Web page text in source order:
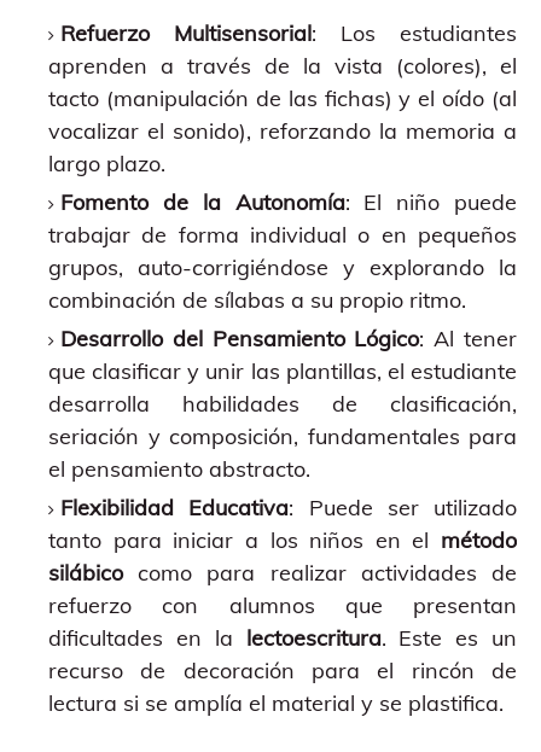
Refuerzo Multisensorial: Los estudiantes
aprenden a través de la vista (colores), el
tacto (manipulación de las fichas) y el oído (al
vocalizar el sonido), reforzando la memoria a
largo plazo.
Fomento de la Autonomía: El niño puede
trabajar de forma individual o en pequeños
grupos, auto-corrigiéndose y explorando la
combinación de sílabas a su propio ritmo.
Desarrollo del Pensamiento Lógico: Al tener
que clasificar y unir las plantillas, el estudiante
desarrolla habilidades de clasificación,
seriación y composición, fundamentales para
el pensamiento abstracto.
Flexibilidad Educativa: Puede ser utilizado
tanto para iniciar a los niños en el método
silábicocomo para realizar actividades de
refuerzo con alumnos que presentan
dificultades en la lectoescritura. Este es un
recurso de decoración para el rincón de
lectura si se amplía el material y se plastifica.